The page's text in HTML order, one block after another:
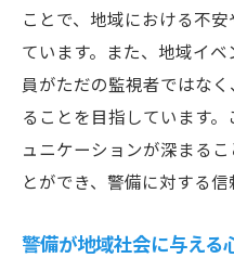
ことで、地域における不
ています。また、地域イ
員がただの監視者ではな
ることを目指しています
ュニケーションが深まる
とができ、警備に対する信
警備が地域社会に与える